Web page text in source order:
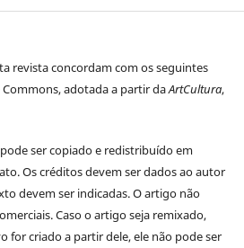
revista concordam com os seguintes
adotada a partir daArtCultura,
ser copiado e redistribuído em
Os créditos devem ser dados ao autor
devem ser indicadas. O artigo não
Caso o artigo seja remixado,
for criado a partir dele, ele não pode ser